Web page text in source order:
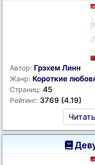
Автор: Грэхем Линн
Жанр: Короткие
Страниц: 45
Рейтинг: 3769 (4.19)
Читать